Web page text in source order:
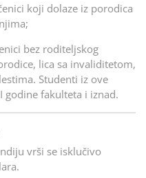
koji dolaze iz porodica
bez roditeljskog
lica sa invaliditetom,
Studenti iz ove
fakulteta i iznad.
vrši se isklučivo